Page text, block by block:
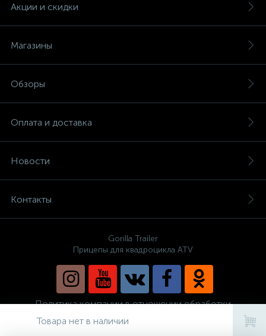
Товара нет в наличии
Акции и скидки
Магазины
Обзоры
Оплата и доставка
Новости
Контакты
Gorilla Trailer
Прицепы для квадроцикла ATV
Политика компании в отношении обработки